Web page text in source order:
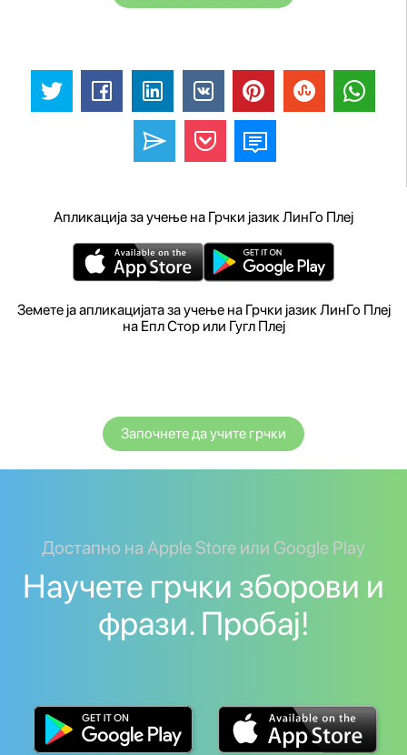
Апликација за учење на Грчки јазик ЛинГо Плеј
Земете ја апликацијата за учење на Грчки јазик ЛинГо Плеј
на Епл Стор или Гугл Плеј
Започнете да учите грчки
Достапно на Apple Store или Google Play
Научете грчки зборови и
фрази. Пробај!